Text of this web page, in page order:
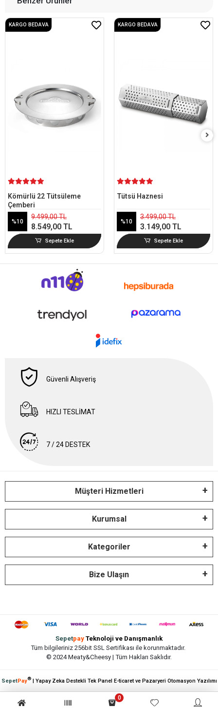
KARGO BEDAVA
Kömürlü 22 Tütsüleme
Çemberi
%10
9.499,00 TL
8.549,00 TL
Sepete Ekle
KARGO BEDAVA
Tütsü Haznesi
%10
3.499,00 TL
3.149,00 TL
Sepete Ekle
Güvenli Alışveriş
HIZLI TESLİMAT
7 / 24 DESTEK
Müşteri Hizmetleri
Kurumsal
Kategoriler
Bize Ulaşın
Sepetpay Teknoloji ve Danışmanlık
Tüm bilgileriniz 256bit SSL Sertifikası ile korunmaktadır.
© 2024 Meaty&Cheesy | Tüm Hakları Saklıdır.
0
SepetPay®| Yapay Zeka Destekli Tek Panel E-ticaret ve Pazaryeri Otomasyon Yazılımı